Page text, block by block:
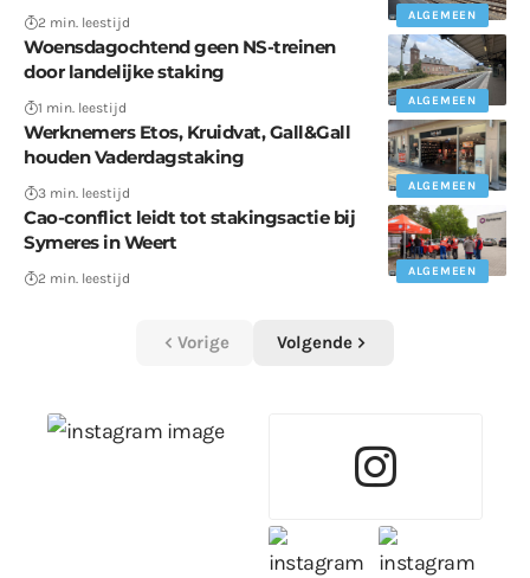
ALGEMEEN
2 min. leestijd
ALGEMEEN
Woensdagochtend geen NS-treinen
door landelijke staking
1 min. leestijd
ALGEMEEN
Werknemers Etos, Kruidvat, Gall&Gall
houden Vaderdagstaking
3 min. leestijd
ALGEMEEN
Cao-conflict leidt tot stakingsactie bij
Symeres in Weert
2 min. leestijd
Vorige Volgende